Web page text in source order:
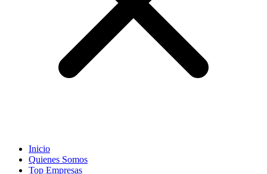
Inicio
Quienes Somos
Top Empresas